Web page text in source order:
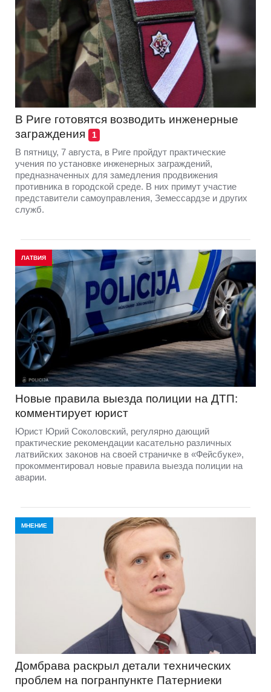
В Риге готовятся возводить инженерные
заграждения
1
В пятницу, 7 августа, в Риге пройдут практические
учения по установке инженерных заграждений,
предназначенных для замедления продвижения
противника в городской среде. В них примут участие
представители самоуправления, Земессардзе и других
служб.
ЛАТВИЯ
Новые правила выезда полиции на ДТП:
комментирует юрист
Юрист Юрий Соколовский, регулярно дающий
практические рекомендации касательно различных
латвийских законов на своей страничке в «Фейсбуке»,
прокомментировал новые правила выезда полиции на
аварии.
МНЕНИЕ
Домбравa раскрыл детали технических
проблем на погранпункте Патерниеки